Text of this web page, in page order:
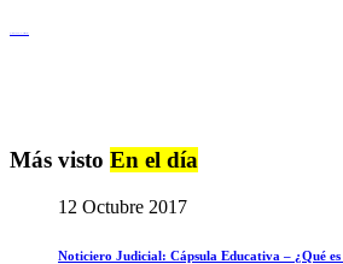
Más visto En el día
12 Octubre 2017
Noticiero Judicial: Cápsula Educativa – ¿Qué